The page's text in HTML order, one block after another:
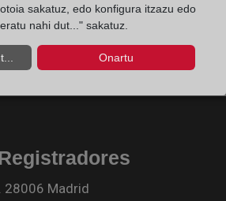
28006 Madrid
sakatuz, edo konfigura itzazu edo
nahi dut..." sakatuz.
Onartu